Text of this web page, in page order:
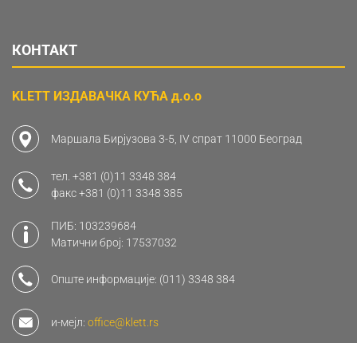
КОНТАКТ
KLETT ИЗДАВАЧКА КУЋА д.о.о
Маршала Бирјузова 3-5, IV спрат 11000 Београд
тел. +381 (0)11 3348 384
факс+381 (0)11 3348 385
ПИБ: 103239684
Матични број: 17537032
Опште информације: (011) 3348 384
и-мејл: office@klett.rs